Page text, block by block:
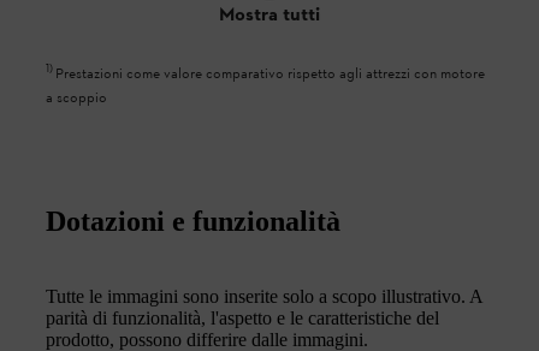
Mostra tutti
1) Prestazioni come valore comparativo rispetto agli attrezzi con motore
a scoppio
Dotazioni e funzionalità
Tutte le immagini sono inserite solo a scopo illustrativo. A
parità di funzionalità, l'aspetto e le caratteristiche del
prodotto, possono differire dalle immagini.